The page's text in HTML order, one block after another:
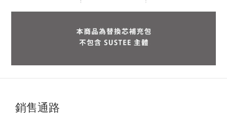
銷售通路